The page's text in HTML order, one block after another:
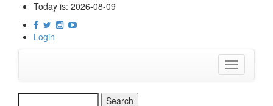
content
Today is: 2026-08-09
Login
Toggle
navigation